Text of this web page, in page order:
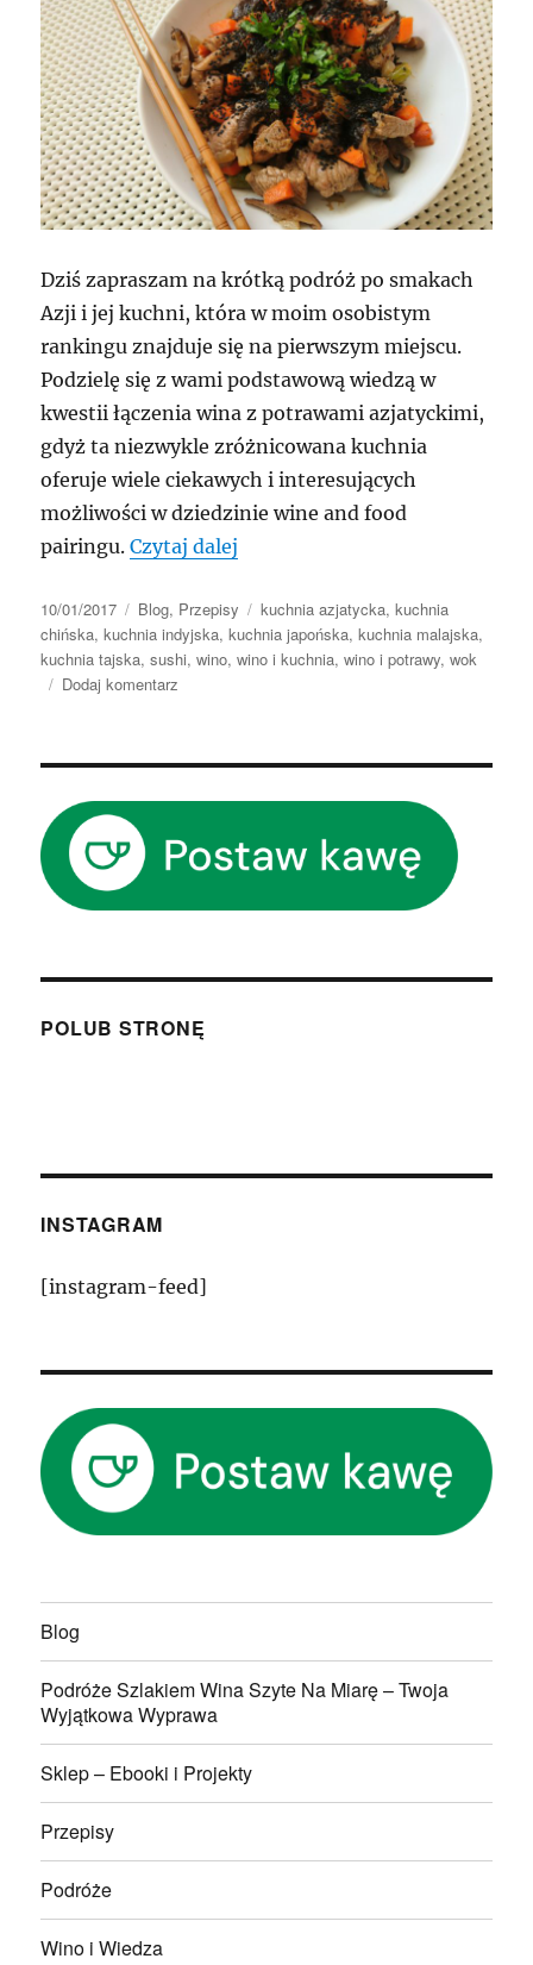
Dziś zapraszam na krótką podróż po smakach
Azji i jej kuchni, która w moim osobistym
rankingu znajduje się na pierwszym miejscu.
Podzielę się z wami podstawową wiedzą w
kwestii łączenia wina z potrawami azjatyckimi,
gdyż ta niezwykle zróżnicowana kuchnia
oferuje wiele ciekawych i interesujących
możliwości w dziedzinie wine and food
pairingu.Czytaj dalej
Data
publikacji
10/01/2017 Kategorie
Blog, Przepisy Tagi
kuchnia azjatycka,kuchnia
chińska,kuchnia indyjska,kuchnia japońska,kuchnia malajska,
kuchnia tajska,sushi,wino,wino i kuchnia,wino i potrawy,wok
Dodaj komentarz
smaki
POLUB STRONĘ
INSTAGRAM
[instagram-feed]
Blog
Podróże Szlakiem Wina Szyte Na Miarę – Twoja
Wyjątkowa Wyprawa
Sklep – Ebooki i Projekty
Przepisy
Podróże
Wino i Wiedza